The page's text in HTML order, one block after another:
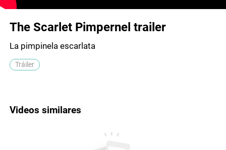
The Scarlet Pimpernel trailer
La pimpinela escarlata
Tráiler
Videos similares